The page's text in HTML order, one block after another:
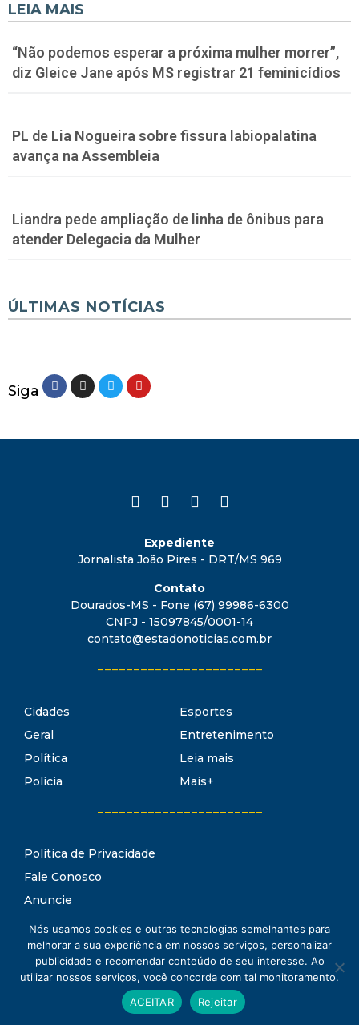
LEIA MAIS
“Não podemos esperar a próxima mulher morrer”,
diz Gleice Jane após MS registrar 21 feminicídios
PL de Lia Nogueira sobre fissura labiopalatina
avança na Assembleia
Liandra pede ampliação de linha de ônibus para
atender Delegacia da Mulher
ÚLTIMAS NOTÍCIAS
Siga
Expediente
Jornalista João Pires - DRT/MS 969
Contato
Dourados-MS - Fone (67) 99986-6300
CNPJ - 15097845/0001-14
contato@estadonoticias.com.br
Cidades
Geral
Política
Polícia
Esportes
Entretenimento
Leia mais
Mais+
Política de Privacidade
Fale Conosco
Anuncie
Termos de Uso
Conheça oEstado Notícias
www.estadonoticias.com.br © 2021 Estado Notícias - Todos os
direitos reservados.
Nós usamos cookies e outras tecnologias semelhantes para
melhorar a sua experiência em nossos serviços, personalizar
publicidade e recomendar conteúdo de seu interesse. Ao
utilizar nossos serviços, você concorda com tal monitoramento.
ACEITAR
Rejeitar